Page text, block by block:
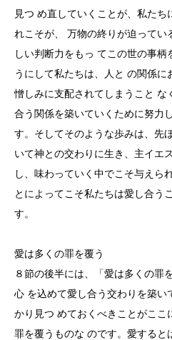
見つ め直していくことが、私た
れこそが、 万物の終りが迫ってい
しい判断力をもっ てこの世の事柄
うにして私たちは、人と の関係
憎しみに支配されてしまうこと な
合う関係を築いていくために努力
す。そしてそのような歩みは、先
いて神との交わりに生き、主イエ
し、味わっていく中でこそ与えら
とによってこそ私たちは愛し合う
す。
愛は多くの罪を覆う
８節の後半には、「愛は多くの罪
心 を込めて愛し合う交わりを築い
かり見つ めておくべきことがここ
罪を覆うものな のです。愛すると